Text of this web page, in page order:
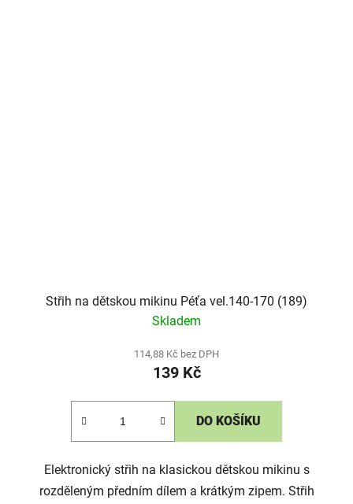
Střih na dětskou mikinu Péťa vel.140-170 (189)
Skladem
114,88 Kč bez DPH
139 Kč
DO KOŠÍKU
Elektronický střih na klasickou dětskou mikinu s
rozděleným předním dílem a krátkým zipem. Střih